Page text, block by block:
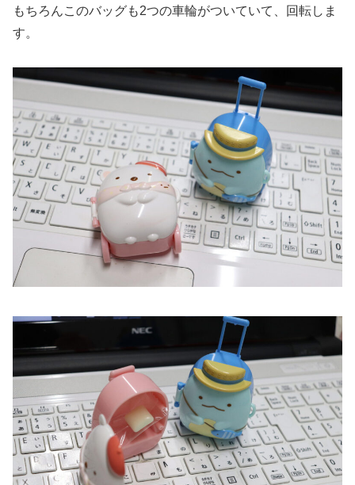
もちろんこのバッグも2つの車輪がついていて、回転しま
す。